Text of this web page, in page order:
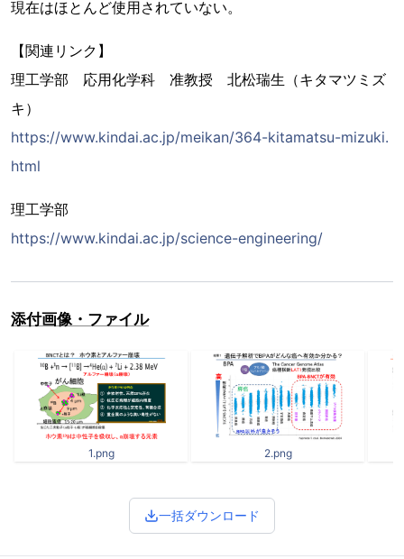
現在はほとんど使用されていない。
【関連リンク】
理工学部 応用化学科 准教授 北松瑞生（キタマツミズ
キ）
https://www.kindai.ac.jp/meikan/364-kitamatsu-mizuki.
html
理工学部
https://www.kindai.ac.jp/science-engineering/
添付画像・ファイル
1.png 2.png
一括ダウンロード